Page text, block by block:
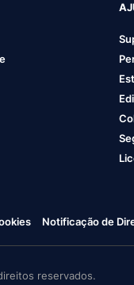
Notificação de
reservados.